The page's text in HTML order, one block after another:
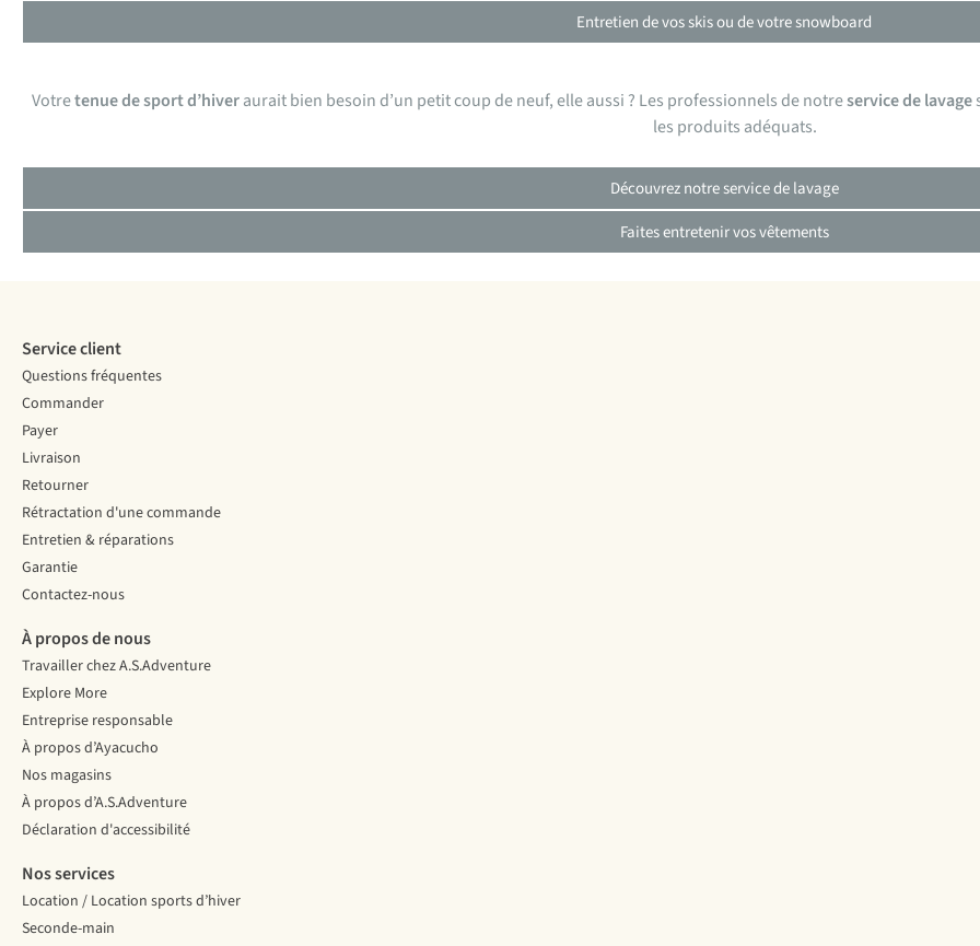
Entretien de vos skis ou de votre snowboard
Votretenue de sport d’hiveraurait bien besoin d’un petit coup de neuf, elle aussi ? Les professionnels de notreservice de lavage
les produits adéquats.
Découvrez notre service de lavage
Faites entretenir vos vêtements
Service client
Questions fréquentes
Commander
Payer
Livraison
Retourner
Rétractation d'une commande
Entretien & réparations
Garantie
Contactez-nous
À propos de nous
Travailler chez A.S.Adventure
Explore More
Entreprise responsable
À propos d’Ayacucho
Nos magasins
À propos d’A.S.Adventure
Déclaration d'accessibilité
Nos services
Location / Location sports d’hiver
Seconde-main